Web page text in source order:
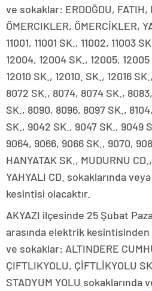
ve sokaklar: ERDOĞDU, FATIH,
ÖMERCIKLER, ÖMERCİKLER,
11001, 11001 SK., 11002, 11003
12004, 12004 SK., 12005,
12010 SK., 12010. SK., 12016
8072 SK., 8074, 8074 SK.,
SK., 8090, 8096, 8097 SK.,
SK., 9042 SK., 9047 SK., 9049
9064, 9066, 9066 SK., 9070,
HANYATAK SK., MUDURNU
YAHYALI CD. sokaklarında
kesintisi olacaktır.
AKYAZI ilçesinde 25 Şubat
arasında elektrik
ve sokaklar: ALTINDERE
ÇIFTLIKYOLU, ÇİFTLİKYOLU
STADYUM YOLU sokaklarında